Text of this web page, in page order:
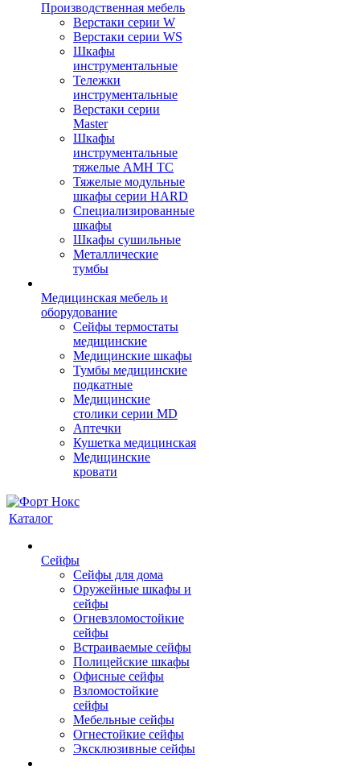
Производственная мебель
Верстаки серии W
Верстаки серии WS
Шкафы
инструментальные
Тележки
инструментальные
Верстаки серии
Master
Шкафы
инструментальные
тяжелые AMH TC
Тяжелые модульные
шкафы серии HARD
Cпециализированные
шкафы
Шкафы сушильные
Металлические
тумбы
Медицинская мебель и
оборудование
Сейфы термостаты
медицинские
Медицинские шкафы
Тумбы медицинские
подкатные
Медицинские
столики серии MD
Аптечки
Кушетка медицинская
Медицинские
кровати
Каталог
Сейфы
Сейфы для дома
Оружейные шкафы и
сейфы
Огневзломостойкие
сейфы
Встраиваемые сейфы
Полицейские шкафы
Офисные сейфы
Взломостойкие
сейфы
Мебельные сейфы
Огнестойкие сейфы
Эксклюзивные сейфы